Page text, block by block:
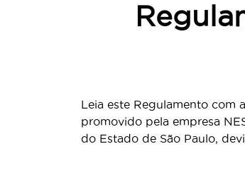
Leia este Regulamento com
promovido pela empresa
do Estado de São Paulo,